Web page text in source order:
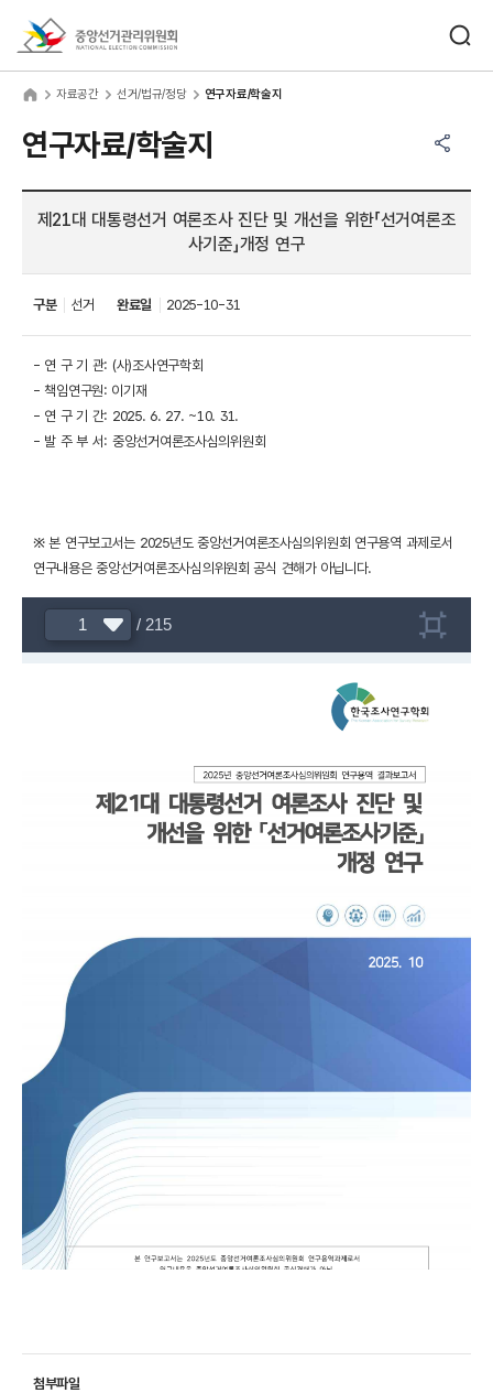
자료공간 선거/법규/정당 연구자료/학술지
연구자료/학술지
제21대 대통령선거 여론조사 진단 및 개선을 위한「선거여론조
사기준」개정 연구
구분 선거 완료일 2025-10-31
- 연 구 기 관: (사)조사연구학회
- 책임연구원: 이기재
- 연 구 기 간: 2025. 6. 27. ~10. 31.
- 발 주 부 서: 중앙선거여론조사심의위원회
※ 본 연구보고서는 2025년도 중앙선거여론조사심의위원회 연구용역 과제로서
연구내용은 중앙선거여론조사심의위원회 공식 견해가 아닙니다.
첨부파일